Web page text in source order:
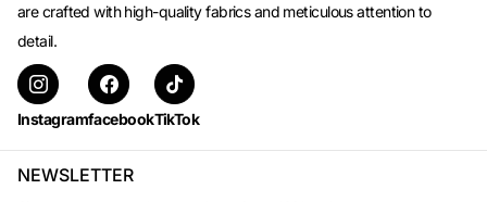
are crafted with high-quality fabrics and meticulous attention to
detail.
InstagramfacebookTikTok
NEWSLETTER